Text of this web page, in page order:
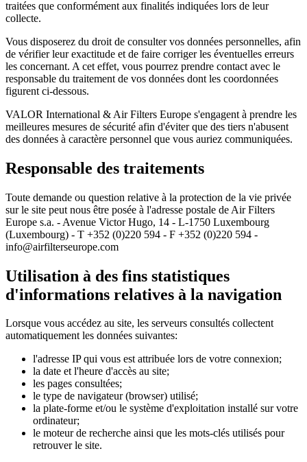
traitées que conformément aux finalités indiquées lors de leur
collecte.
Vous disposerez du droit de consulter vos données personnelles, afin
de vérifier leur exactitude et de faire corriger les éventuelles erreurs
les concernant. A cet effet, vous pourrez prendre contact avec le
responsable du traitement de vos données dont les coordonnées
figurent ci-dessous.
VALOR International & Air Filters Europe s'engagent à prendre les
meilleures mesures de sécurité afin d'éviter que des tiers n'abusent
des données à caractère personnel que vous auriez communiquées.
Responsable des traitements
Toute demande ou question relative à la protection de la vie privée
sur le site peut nous être posée à l'adresse postale de Air Filters
Europe s.a. - Avenue Victor Hugo, 14 - L-1750 Luxembourg
(Luxembourg) - T +352 (0)220 594 - F +352 (0)220 594 -
info@airfilterseurope.com
Utilisation à des fins statistiques
d'informations relatives à la navigation
Lorsque vous accédez au site, les serveurs consultés collectent
automatiquement les données suivantes:
l'adresse IP qui vous est attribuée lors de votre connexion;
la date et l'heure d'accès au site;
les pages consultées;
le type de navigateur (browser) utilisé;
la plate-forme et/ou le système d'exploitation installé sur votre
ordinateur;
le moteur de recherche ainsi que les mots-clés utilisés pour
retrouver le site.